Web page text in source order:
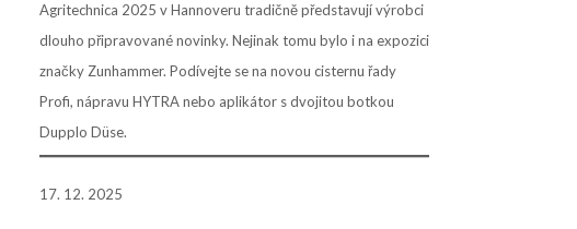
Agritechnica 2025 v Hannoveru tradičně představují výrobci
dlouho připravované novinky. Nejinak tomu bylo i na expozici
značky Zunhammer. Podívejte se na novou cisternu řady
Profi, nápravu HYTRA nebo aplikátor s dvojitou botkou
Dupplo Düse.
17. 12. 2025